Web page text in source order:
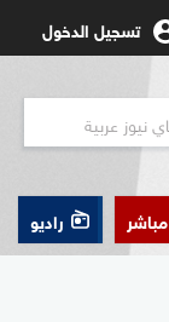
تسجيل الدخول
مباشر راديو